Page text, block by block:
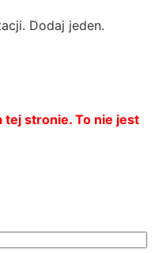
Dodaj jeden.
tej stronie. To nie jest